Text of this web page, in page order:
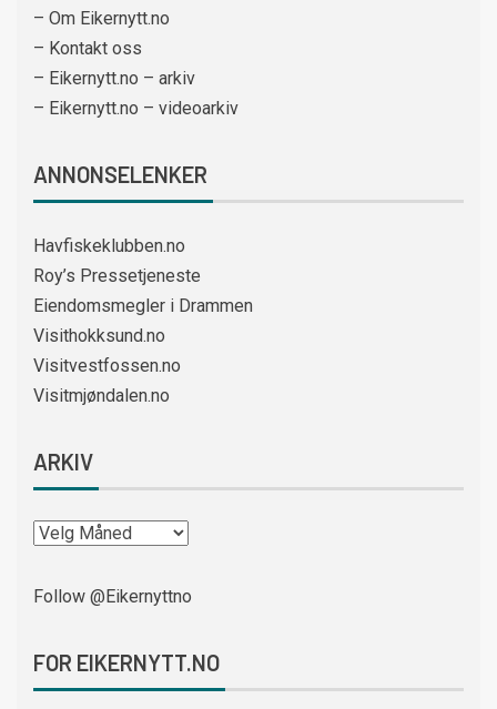
– Om Eikernytt.no
– Kontakt oss
– Eikernytt.no – arkiv
– Eikernytt.no – videoarkiv
ANNONSELENKER
Havfiskeklubben.no
Roy’s Pressetjeneste
Eiendomsmegler i Drammen
Visithokksund.no
Visitvestfossen.no
Visitmjøndalen.no
ARKIV
Follow @Eikernyttno
FOR EIKERNYTT.NO